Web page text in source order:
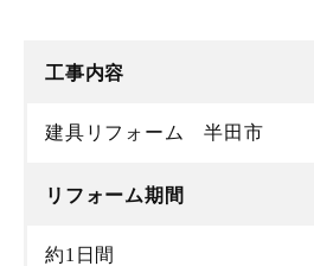
工事内容
建具リフォーム 半田市
リフォーム期間
約1日間